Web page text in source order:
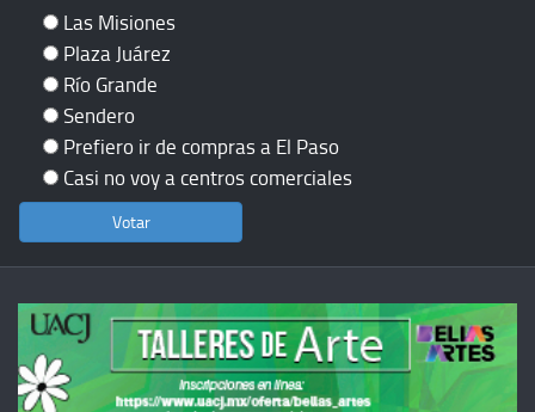
Las Misiones
Plaza Juárez
Río Grande
Sendero
Prefiero ir de compras a El Paso
Casi no voy a centros comerciales